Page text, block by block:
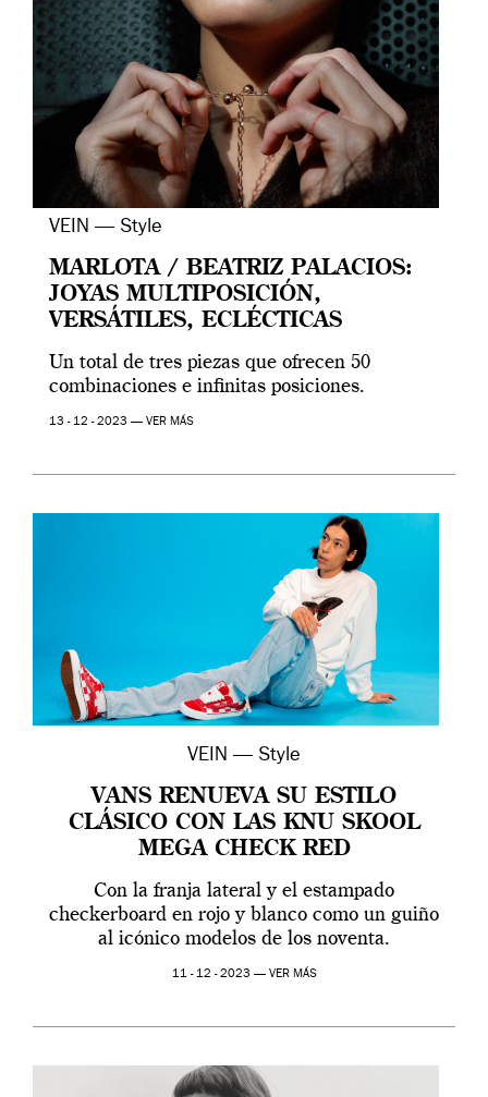
VEIN — Style
MARLOTA / BEATRIZ PALACIOS:
JOYAS MULTIPOSICIÓN,
VERSÁTILES, ECLÉCTICAS
Un total de tres piezas que ofrecen 50
combinaciones e infinitas posiciones.
13 - 12 - 2023 — VER MÁS
VEIN — Style
VANS RENUEVA SU ESTILO
CLÁSICO CON LAS KNU SKOOL
MEGA CHECK RED
Con la franja lateral y el estampado
checkerboard en rojo y blanco como un guiño
al icónico modelos de los noventa.
11 - 12 - 2023 — VER MÁS